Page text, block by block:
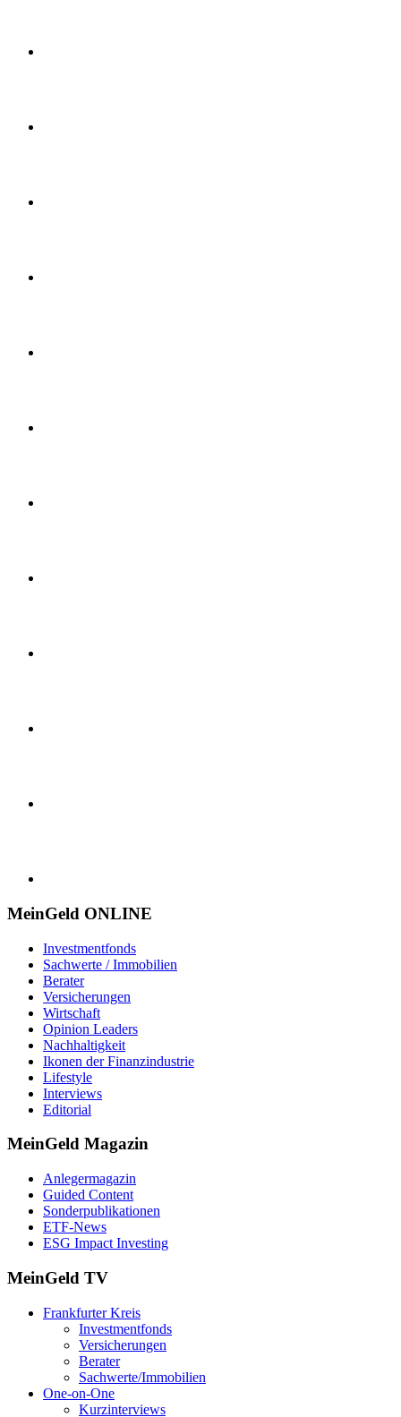
MeinGeld ONLINE
Investmentfonds
Sachwerte / Immobilien
Berater
Versicherungen
Wirtschaft
Opinion Leaders
Nachhaltigkeit
Ikonen der Finanzindustrie
Lifestyle
Interviews
Editorial
MeinGeld Magazin
Anlegermagazin
Guided Content
Sonderpublikationen
ETF-News
ESG Impact Investing
MeinGeld TV
Frankfurter Kreis
Investmentfonds
Versicherungen
Berater
Sachwerte/Immobilien
One-on-One
Kurzinterviews